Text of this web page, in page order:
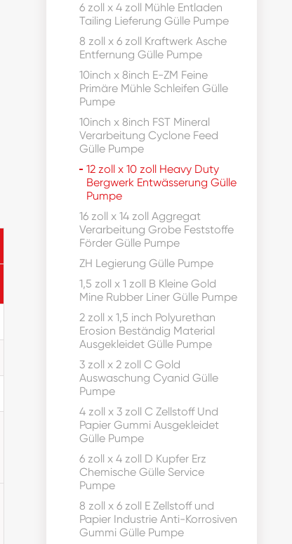
6 zoll x 4 zoll Mühle Entladen
Tailing Lieferung Gülle Pumpe
8 zoll x 6 zoll Kraftwerk Asche
Entfernung Gülle Pumpe
10inch x 8inch E-ZM Feine
Primäre Mühle Schleifen Gülle
Pumpe
10inch x 8inch FST Mineral
Verarbeitung Cyclone Feed
Gülle Pumpe
12 zoll x 10 zoll Heavy Duty
Bergwerk Entwässerung Gülle
Pumpe
16 zoll x 14 zoll Aggregat
Verarbeitung Grobe Feststoffe
Förder Gülle Pumpe
ZH Legierung Gülle Pumpe
1,5 zoll x 1 zoll B Kleine Gold
Mine Rubber Liner Gülle Pumpe
2 zoll x 1,5 inch Polyurethan
Erosion Beständig Material
Ausgekleidet Gülle Pumpe
3 zoll x 2 zoll C Gold
Auswaschung Cyanid Gülle
Pumpe
4 zoll x 3 zoll C Zellstoff Und
Papier Gummi Ausgekleidet
Gülle Pumpe
6 zoll x 4 zoll D Kupfer Erz
Chemische Gülle Service
Pumpe
8 zoll x 6 zoll E Zellstoff und
Papier Industrie Anti-Korrosiven
Gummi Gülle Pumpe